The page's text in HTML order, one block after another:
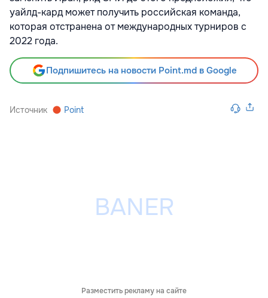
уайлд-кард может получить российская команда,
которая отстранена от международных турниров с
2022 года.
Подпишитесь на новости Point.md в Google
Источник Point
Разместить рекламу на сайте